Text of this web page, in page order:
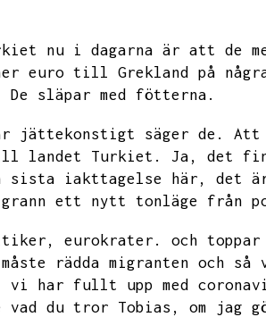
nu i dagarna är att de
euro till Grekland på
De släpar med fötterna.
jättekonstigt säger de. Att
landet Turkiet.
Ja, det
sista iakttagelse här,
det
ett nytt tonläge från
eurokrater. och
rädda migranten och så
vi har fullt upp med
vad du tror Tobias, om jag